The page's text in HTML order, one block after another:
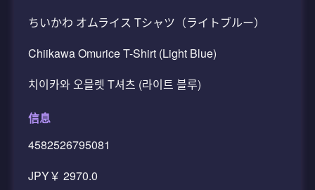
ちいかわ オムライス Tシャツ（ライトブルー）
Chiikawa Omurice T-Shirt (Light Blue)
치이카와 오믈렛 T셔츠 (라이트 블루)
信息
4582526795081
JPY￥ 2970.0